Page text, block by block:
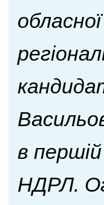
в
НДРЛ.